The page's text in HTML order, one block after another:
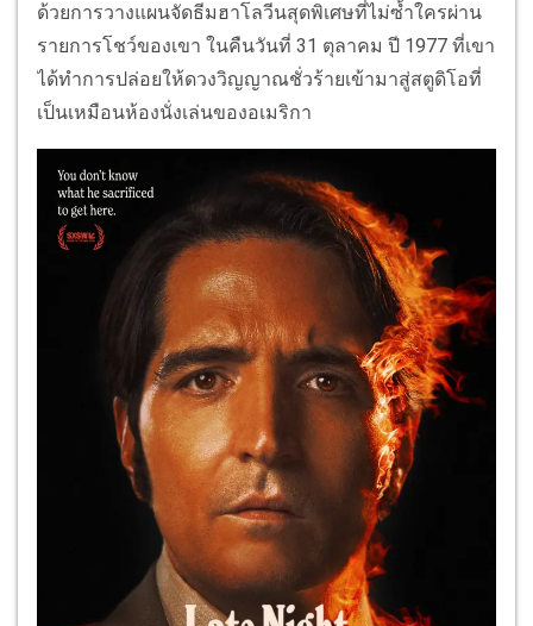
ด้วยการวางแผนจัดธีมฮาโลวีนสุดพิเศษที่ไม่ซ้ำใครผ่าน
รายการโชว์ของเขา ในคืนวันที่ 31 ตุลาคม ปี 1977 ที่เขา
ได้ทำการปล่อยให้ดวงวิญญาณชั่วร้ายเข้ามาสู่สตูดิโอที่
เป็นเหมือนห้องนั่งเล่นของอเมริกา